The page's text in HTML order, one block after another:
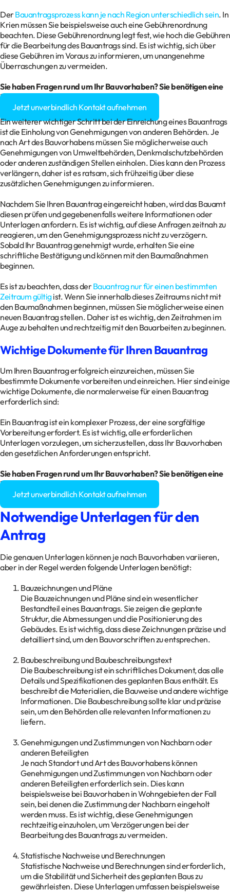
DerBauantragsprozess kann je nach Region unterschiedlich sein. In
Krien müssen Sie beispielsweise auch eine Gebührenordnung
beachten. Diese Gebührenordnung legt fest, wie hoch die Gebühren
für die Bearbeitung des Bauantrags sind. Es ist wichtig, sich über
diese Gebühren im Voraus zu informieren, um unangenehme
Überraschungen zu vermeiden.
Sie haben Fragen rund um IhrBauvorhaben? Sie benötigen eine
Baugenehmigung?
Jetzt unverbindlich Kontakt aufnehmen
Ein weiterer wichtiger Schritt bei der Einreichung eines Bauantrags
ist die Einholung von Genehmigungen von anderen Behörden. Je
nach Art des Bauvorhabens müssen Sie möglicherweise auch
Genehmigungen von Umweltbehörden, Denkmalschutzbehörden
oder anderen zuständigen Stellen einholen. Dies kann den Prozess
verlängern, daher ist es ratsam, sich frühzeitig über diese
zusätzlichen Genehmigungen zu informieren.
Nachdem Sie Ihren Bauantrag eingereicht haben, wird das Bauamt
diesen prüfen und gegebenenfalls weitere Informationen oder
Unterlagen anfordern. Es ist wichtig, auf diese Anfragen zeitnah zu
reagieren, um den Genehmigungsprozess nicht zu verzögern.
Sobald Ihr Bauantrag genehmigt wurde, erhalten Sie eine
schriftliche Bestätigung und können mit den Baumaßnahmen
beginnen.
Es ist zu beachten, dass derBauantrag nur für einen bestimmten
Zeitraum gültigist. Wenn Sie innerhalb dieses Zeitraums nicht mit
den Baumaßnahmen beginnen, müssen Sie möglicherweise einen
neuen Bauantrag stellen. Daher ist es wichtig, den Zeitrahmen im
Auge zu behalten und rechtzeitig mit den Bauarbeiten zu beginnen.
Wichtige Dokumente für Ihren Bauantrag
Um Ihren Bauantrag erfolgreich einzureichen, müssen Sie
bestimmte Dokumente vorbereiten und einreichen. Hier sind einige
wichtige Dokumente, die normalerweise für einen Bauantrag
erforderlich sind:
Ein Bauantrag ist ein komplexer Prozess, der eine sorgfältige
Vorbereitung erfordert. Es ist wichtig, alle erforderlichen
Unterlagen vorzulegen, um sicherzustellen, dass Ihr Bauvorhaben
den gesetzlichen Anforderungen entspricht.
Sie haben Fragen rund um Ihr Bauvorhaben? Sie benötigen eine
Baugenehmigung?
Jetzt unverbindlich Kontakt aufnehmen
Notwendige Unterlagen für den
Antrag
Die genauen Unterlagen können je nach Bauvorhaben variieren,
aber in der Regel werden folgende Unterlagen benötigt:
Bauzeichnungen und Pläne
Die Bauzeichnungen und Pläne sind ein wesentlicher
Bestandteil eines Bauantrags. Sie zeigen die geplante
Struktur, die Abmessungen und die Positionierung des
Gebäudes. Es ist wichtig, dass diese Zeichnungen präzise und
detailliert sind, um den Bauvorschriften zu entsprechen.
Baubeschreibung und Baubeschreibungstext
Die Baubeschreibung ist ein schriftliches Dokument, das alle
Details und Spezifikationen des geplanten Baus enthält. Es
beschreibt die Materialien, die Bauweise und andere wichtige
Informationen. Die Baubeschreibung sollte klar und präzise
sein, um den Behörden alle relevanten Informationen zu
liefern.
Genehmigungen und Zustimmungen von Nachbarn oder
anderen Beteiligten
Je nach Standort und Art des Bauvorhabens können
Genehmigungen und Zustimmungen von Nachbarn oder
anderen Beteiligten erforderlich sein. Dies kann
beispielsweise bei Bauvorhaben in Wohngebieten der Fall
sein, bei denen die Zustimmung der Nachbarn eingeholt
werden muss. Es ist wichtig, diese Genehmigungen
rechtzeitig einzuholen, um Verzögerungen bei der
Bearbeitung des Bauantrags zu vermeiden.
Statistische Nachweise und Berechnungen
Statistische Nachweise und Berechnungen sind erforderlich,
um die Stabilität und Sicherheit des geplanten Baus zu
gewährleisten. Diese Unterlagen umfassen beispielsweise